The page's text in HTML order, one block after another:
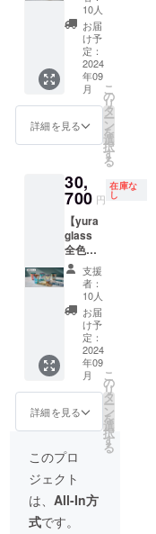
メージ
した穏
やかで
深い色
味の
grape
olive(グ
オリー
ブ) ●夜
うな華
やかさ
をもっ
たneon
yellow(
ネオン
イエ
ロー) ※
お届け
予定は
2024年
10月を
予定し
ており
ます
以降順
次発送
ますの
で、9月
中のお
届けに
なる可
させる
moon
blue（
ムーン
ルー）
●深閑の
メージ
した穏
味の
grape
olive(グ
レープ
オリー
ブ) ●夜
のネオ
ンのよ
うな華
やかさ
をもっ
たneon
yellow(
ネオン
ご注文
状況、
程上の
都合等
により
出荷時
期が遅
れる場
み合わ
せるか
によっ
て、雰
囲気が
がらっ
と変わ
りま
す。 あ
せをお
楽しみ
くださ
い！
（同色
の組み
合わせ
も可能
です）
●オーロ
ラのよ
うな幻
想的な
色味の
illusion
green（
イ
リュー
グリー
ン） ●
美しい
珊瑚の
彿とさ
届けし
ます。
色は下
記より
ふたつ
お選び
くださ
い。 ど
のグラ
によっ
て、雰
がらっ
と変わ
りま
す。 あ
なただ
けの組
み合わ
せをお
楽しみ
くださ
い！
（同色
の組み
合わせ
●オーロ
うな幻
想的な
illusion
全色
セット
glass 1
個 税
抜5,400
円 5個
の税
込・送
料1,000
30,700
円
→27,63
0円
10%OF
Fでお届
けする
数量限
定のプ
ランで
す。 ※
オーロ
ラ箔押
しの箱
入り グ
ラスを5
個セッ
ます。
記がひ
とつず
つとな
りま
10人
お届
け予
定：
2024
年09
月
詳細を見る
こ
の
リ
タ
ー
ン
を
選
択
す
る
30,
700 円
在庫な
し
【yura
glass
全色
セット
】 yura
glass 1
個 税
抜5,400
円 5個
の税
込・送
料1,000
円込み
で
30,700
ランで
す。 ※
オーロ
ラ箔押
しの箱
入り グ
支援
者：
10人
お届
け予
定：
2024
年09
月
詳細を見る
こ
の
リ
タ
ー
ン
を
選
択
す
る
このプロ
ジェクト
は、 All-In方
式です。